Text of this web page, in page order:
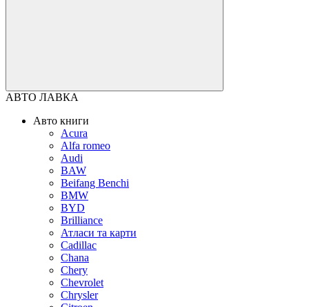
АВТО ЛАВКА
Авто книги
Acura
Alfa romeo
Audi
BAW
Beifang Benchi
BMW
BYD
Brilliance
Атласи та карти
Cadillac
Chana
Chery
Chevrolet
Chrysler